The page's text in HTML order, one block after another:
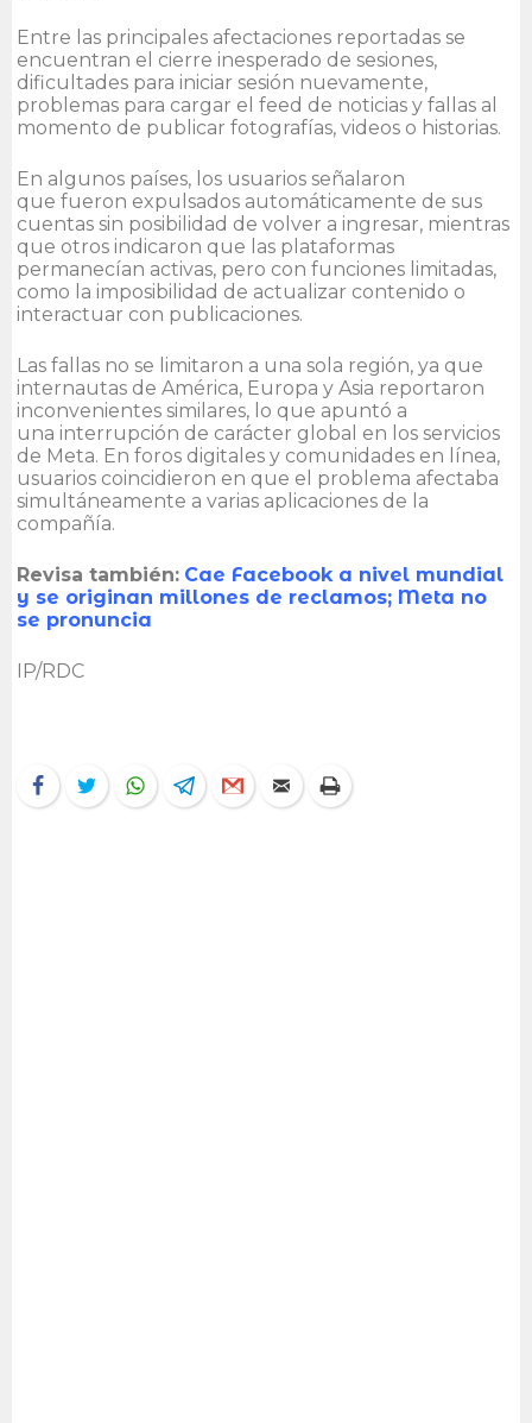
Entre las principales afectaciones reportadas se
encuentran el cierre inesperado de sesiones,
dificultades para iniciar sesión nuevamente,
problemas para cargar el feed de noticias y fallas al
momento de publicar fotografías, videos o historias.
En algunos países, los usuarios señalaron
que fueron expulsados automáticamente de sus
cuentas sin posibilidad de volver a ingresar, mientras
que otros indicaron que las plataformas
permanecían activas, pero con funciones limitadas,
como la imposibilidad de actualizar contenido o
interactuar con publicaciones.
Las fallas no se limitaron a una sola región, ya que
internautas de América, Europa y Asia reportaron
inconvenientes similares, lo que apuntó a
una interrupción de carácter global en los servicios
de Meta. En foros digitales y comunidades en línea,
usuarios coincidieron en que el problema afectaba
simultáneamente a varias aplicaciones de la
compañía.
Revisa también: Cae Facebook a nivel mundial
y se originan millones de reclamos; Meta no
se pronuncia
IP/RDC